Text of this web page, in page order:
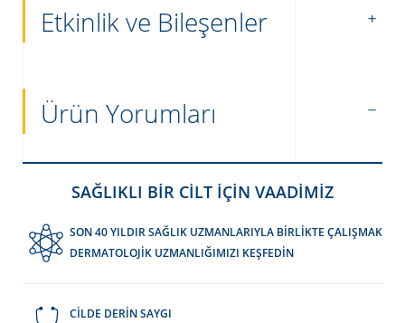
Etkinlik ve Bileşenler
Ürün Yorumları
SAĞLIKLI BİR CİLT İÇİN VAADİMİZ
SON 40 YILDIR SAĞLIK UZMANLARIYLA BİRLİKTE ÇALIŞMAK
DERMATOLOJİK UZMANLIĞIMIZI KEŞFEDİN
CİLDE DERİN SAYGI